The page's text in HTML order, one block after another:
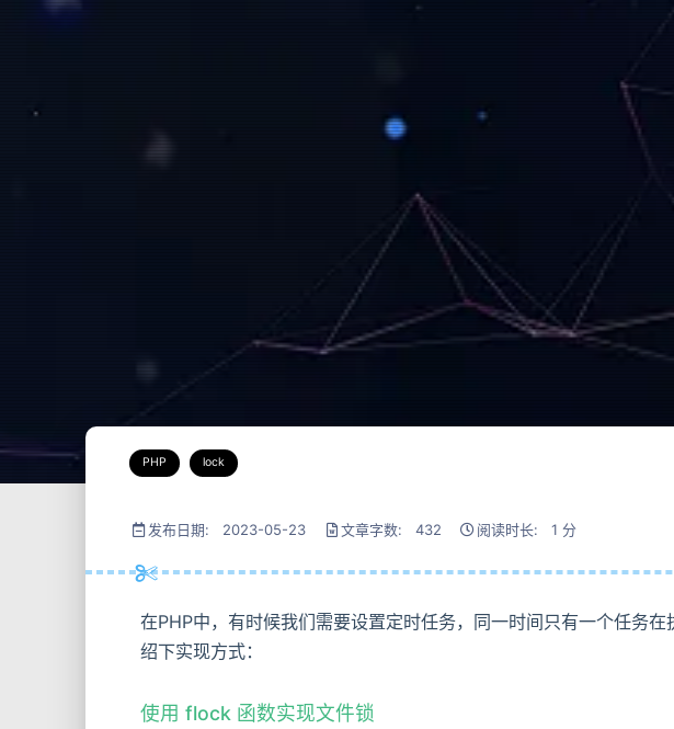
PHP lock
发布日期: 2023-05-23 文章字数: 432 阅读时长: 1 分
在PHP中，有时候我们需要设置定时任务，同一时间只有一个任务
绍下实现方式：
使用 flock 函数实现文件锁